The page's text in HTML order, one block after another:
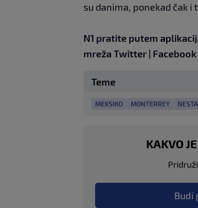
su danima, ponekad čak i
N1 pratite putem
mreža Twitter | Facebook
Teme
MEKSIKO MONTERREY
KAKVO
Budi